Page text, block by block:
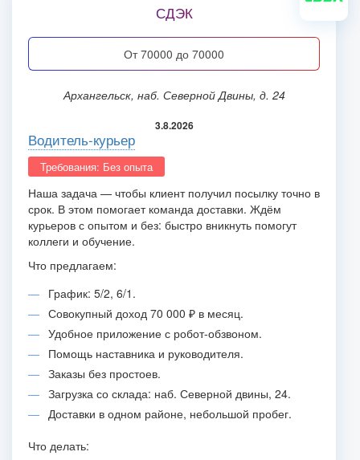
СДЭК
от 70000 до 70000
Архангельск, наб. Северной Двины, д. 24
3.8.2026
Водитель-курьер
Требования: Без опыта
Наша задача — чтобы клиент получил посылку точно в
срок. В этом помогает команда доставки. Ждём
курьеров с опытом и без: быстро вникнуть помогут
коллеги и обучение.
Что предлагаем:
График: 5/2, 6/1.
Совокупный доход 70 000 ₽ в месяц.
Удобное приложение с робот-обзвоном.
Помощь наставника и руководителя.
Заказы без простоев.
Загрузка со склада: наб. Северной двины, 24.
Доставки в одном районе, небольшой пробег.
Что делать: